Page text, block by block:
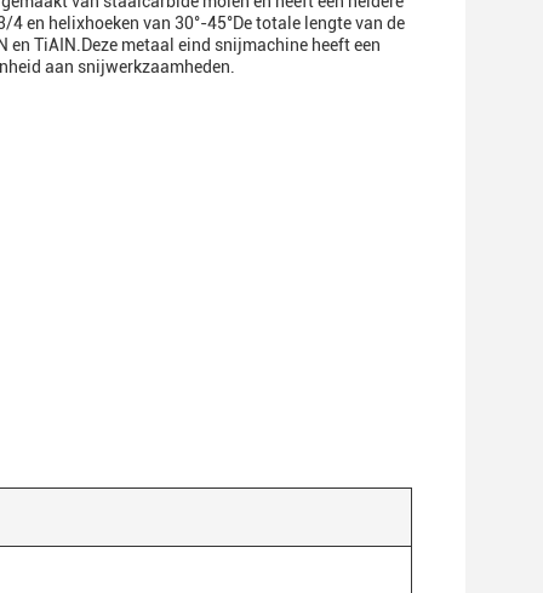
en helixhoeken van 30°-45°De totale lengte van de
TiAIN.Deze metaal eind snijmachine heeft een
aan snijwerkzaamheden.